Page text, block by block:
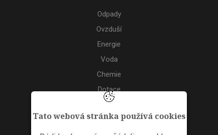
Tato webová stránka používá cookies
Odpady
Ovzduší
Energie
Voda
Chemie
Dotace
Akce